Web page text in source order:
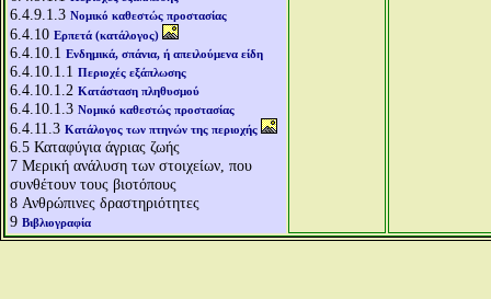
6.4.9.1.3 Νομικό καθεστώς προστασίας
6.4.10 Ερπετά (κατάλογος)
6.4.10.1 Ενδημικά, σπάνια, ή απειλούμενα είδη
6.4.10.1.1 Περιοχές εξάπλωσης
6.4.10.1.2 Κατάσταση πληθυσμού
6.4.10.1.3 Νομικό καθεστώς προστασίας
6.4.11.3 Κατάλογος των πτηνών της περιοχής
6.5 Καταφύγια άγριας ζωής
7 Μερική ανάλυση των στοιχείων, που
συνθέτουν τους βιοτόπους
8 Ανθρώπινες δραστηριότητες
9 Βιβλιογραφία